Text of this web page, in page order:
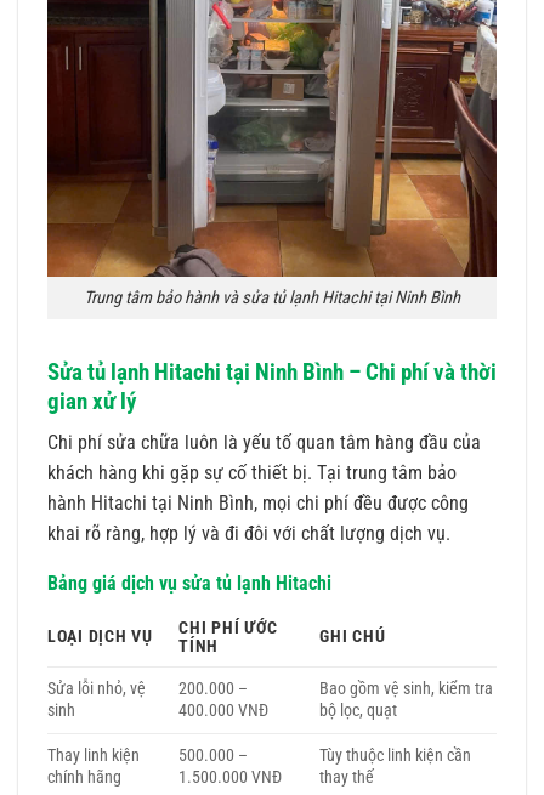
Trung tâm bảo hành và sửa tủ lạnh Hitachi tại Ninh Bình
Sửa tủ lạnh Hitachi tại Ninh Bình – Chi phí và thời
gian xử lý
Chi phí sửa chữa luôn là yếu tố quan tâm hàng đầu của
khách hàng khi gặp sự cố thiết bị. Tại trung tâm bảo
hành Hitachi tại Ninh Bình, mọi chi phí đều được công
khai rõ ràng, hợp lý và đi đôi với chất lượng dịch vụ.
Bảng giá dịch vụ sửa tủ lạnh Hitachi
LOẠI DỊCH VỤ
CHI PHÍ ƯỚC
TÍNH
GHI CHÚ
Sửa lỗi nhỏ, vệ
sinh
200.000 –
400.000 VNĐ
Bao gồm vệ sinh, kiểm tra
bộ lọc, quạt
Thay linh kiện
chính hãng
500.000 –
1.500.000 VNĐ
Tùy thuộc linh kiện cần
thay thế